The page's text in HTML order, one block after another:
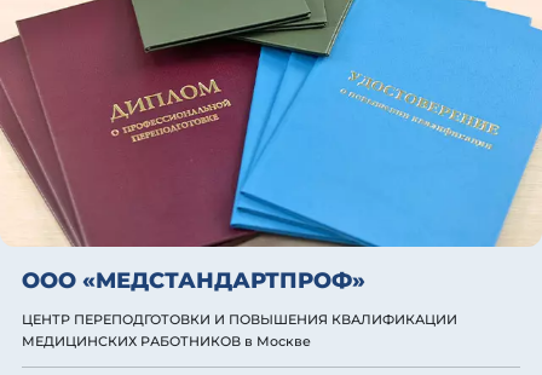
ООО «МЕДСТАНДАРТПРОФ»
ЦЕНТР ПЕРЕПОДГОТОВКИ И ПОВЫШЕНИЯ КВАЛИФИКАЦИИ
МЕДИЦИНСКИХ РАБОТНИКОВ в Москве